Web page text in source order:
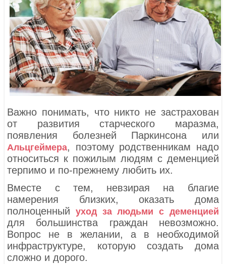
Важно понимать, что никто не застрахован
от развития старческого маразма,
появления болезней Паркинсона или
Альцгеймера, поэтому родственникам надо
относиться к пожилым людям с деменцией
терпимо и по-прежнему любить их.
Вместе с тем, невзирая на благие
намерения близких, оказать дома
полноценный уход за людьми с деменцией
для большинства граждан невозможно.
Вопрос не в желании, а в необходимой
инфраструктуре, которую создать дома
сложно и дорого.